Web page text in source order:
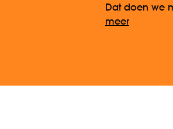
Dat doen we
meer